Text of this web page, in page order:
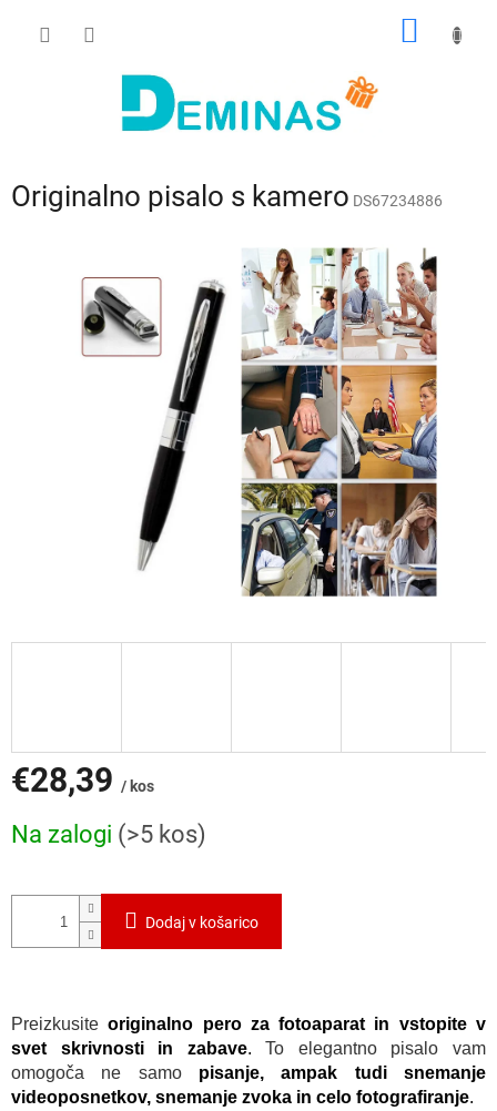
Originalno pisalo s kamero DS67234886
€28,39 / kos
mere:
Na zalogi (>5 kos)
Dodaj v košarico
Preizkusiteoriginalno pero za fotoaparat in vstopite v
svet skrivnosti in zabave.To elegantno pisalo vam
omogoča ne samo pisanje, ampak tudi snemanje
videoposnetkov, snemanje zvoka in celo fotografiranje.